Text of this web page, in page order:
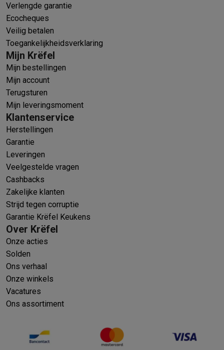
Verlengde garantie
Ecocheques
Veilig betalen
Toegankelijkheidsverklaring
Mijn Krëfel
Mijn bestellingen
Mijn account
Terugsturen
Mijn leveringsmoment
Klantenservice
Herstellingen
Garantie
Leveringen
Veelgestelde vragen
Cashbacks
Zakelijke klanten
Strijd tegen corruptie
Garantie Krëfel Keukens
Over Krëfel
Onze acties
Solden
Ons verhaal
Onze winkels
Vacatures
Ons assortiment